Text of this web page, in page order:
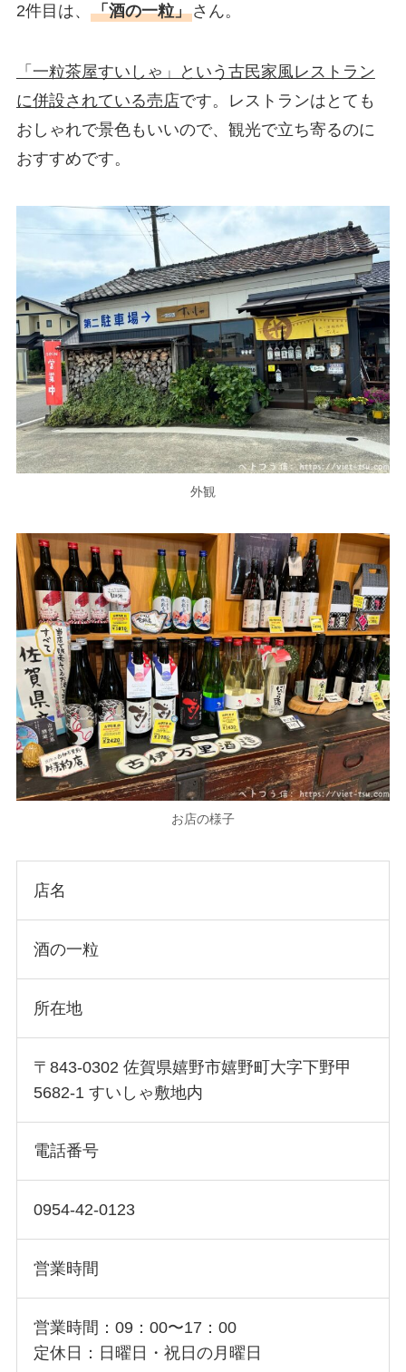
2件目は、 「酒の一粒」さん。
「一粒茶屋すいしゃ」という古民家風レストラン
に併設されている売店です。レストランはとても
おしゃれで景色もいいので、観光で立ち寄るのに
おすすめです。
外観
お店の様子
店名
酒の一粒
所在地
〒843-0302 佐賀県嬉野市嬉野町大字下野甲
5682-1 すいしゃ敷地内
電話番号
0954-42-0123
営業時間
営業時間：09：00〜17：00
定休日：日曜日・祝日の月曜日